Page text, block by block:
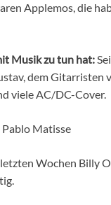
Applemos, die
Musik zu tun hat:
dem Gitarristen
viele AC/DC-Cover.
Matisse
Wochen Billy